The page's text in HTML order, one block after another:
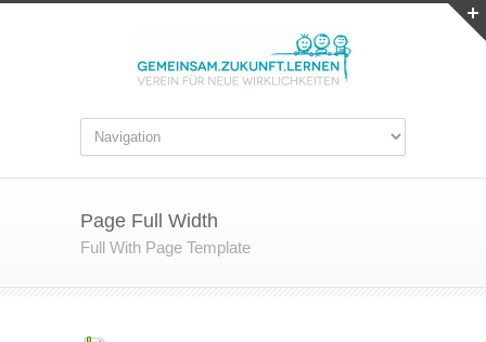
Page Full Width
Full With Page Template